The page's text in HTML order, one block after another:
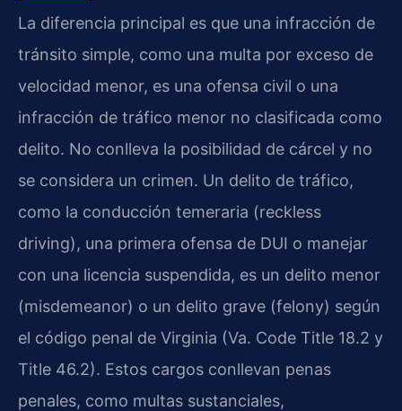
La diferencia principal es que una infracción de
tránsito simple, como una multa por exceso de
velocidad menor, es una ofensa civil o una
infracción de tráfico menor no clasificada como
delito. No conlleva la posibilidad de cárcel y no
se considera un crimen. Un delito de tráfico,
como la conducción temeraria (reckless
driving), una primera ofensa de DUI o manejar
con una licencia suspendida, es un delito menor
(misdemeanor) o un delito grave (felony) según
el código penal de Virginia (Va. Code Title 18.2 y
Title 46.2). Estos cargos conllevan penas
penales, como multas sustanciales,